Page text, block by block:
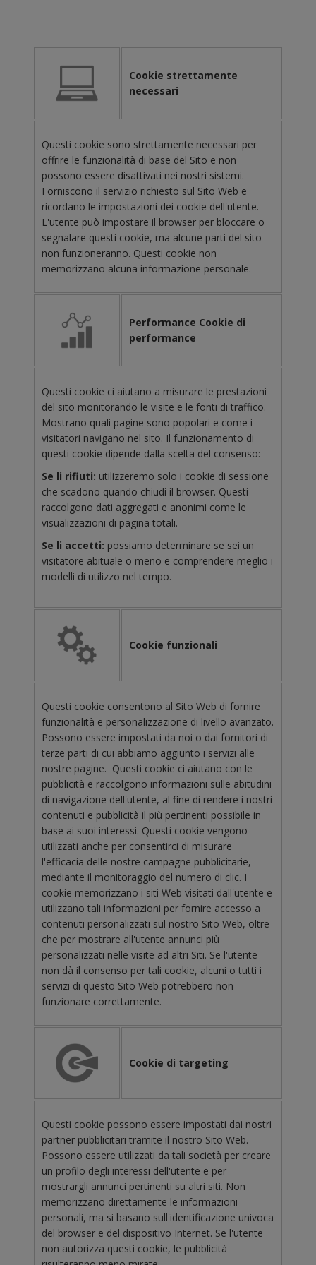
Cookie strettamente
necessari
Questi cookie sono strettamente necessari per
offrire le funzionalità di base del Sito e non
possono essere disattivati nei nostri sistemi.
Forniscono il servizio richiesto sul Sito Web e
ricordano le impostazioni dei cookie dell'utente.
L'utente può impostare il browser per bloccare o
segnalare questi cookie, ma alcune parti del sito
non funzioneranno. Questi cookie non
memorizzano alcuna informazione personale.
Performance Cookie di
performance
Questi cookie ci aiutano a misurare le prestazioni
del sito monitorando le visite e le fonti di traffico.
Mostrano quali pagine sono popolari e come i
visitatori navigano nel sito. Il funzionamento di
questi cookie dipende dalla scelta del consenso:
Se li rifiuti: utilizzeremo solo i cookie di sessione
che scadono quando chiudi il browser. Questi
raccolgono dati aggregati e anonimi come le
visualizzazioni di pagina totali.
Se li accetti: possiamo determinare se sei un
visitatore abituale o meno e comprendere meglio i
modelli di utilizzo nel tempo.
Cookie funzionali
Questi cookie consentono al Sito Web di fornire
funzionalità e personalizzazione di livello avanzato.
Possono essere impostati da noi o dai fornitori di
terze parti di cui abbiamo aggiunto i servizi alle
nostre pagine. Questi cookie ci aiutano con le
pubblicità e raccolgono informazioni sulle abitudini
di navigazione dell'utente, al fine di rendere i nostri
contenuti e pubblicità il più pertinenti possibile in
base ai suoi interessi. Questi cookie vengono
utilizzati anche per consentirci di misurare
l'efficacia delle nostre campagne pubblicitarie,
mediante il monitoraggio del numero di clic. I
cookie memorizzano i siti Web visitati dall'utente e
utilizzano tali informazioni per fornire accesso a
contenuti personalizzati sul nostro Sito Web, oltre
che per mostrare all'utente annunci più
personalizzati nelle visite ad altri Siti. Se l'utente
non dà il consenso per tali cookie, alcuni o tutti i
servizi di questo Sito Web potrebbero non
funzionare correttamente.
Cookie di targeting
Questi cookie possono essere impostati dai nostri
partner pubblicitari tramite il nostro Sito Web.
Possono essere utilizzati da tali società per creare
un profilo degli interessi dell'utente e per
mostrargli annunci pertinenti su altri siti. Non
memorizzano direttamente le informazioni
personali, ma si basano sull'identificazione univoca
del browser e del dispositivo Internet. Se l'utente
non autorizza questi cookie, le pubblicità